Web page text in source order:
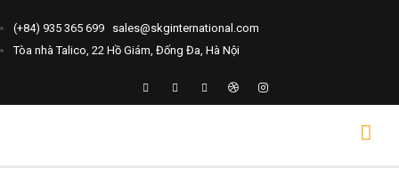
(+84) 935 365 699
sales@skginternational.com
Tòa nhà Talico, 22 Hồ Giám, Đống Đa, Hà Nội